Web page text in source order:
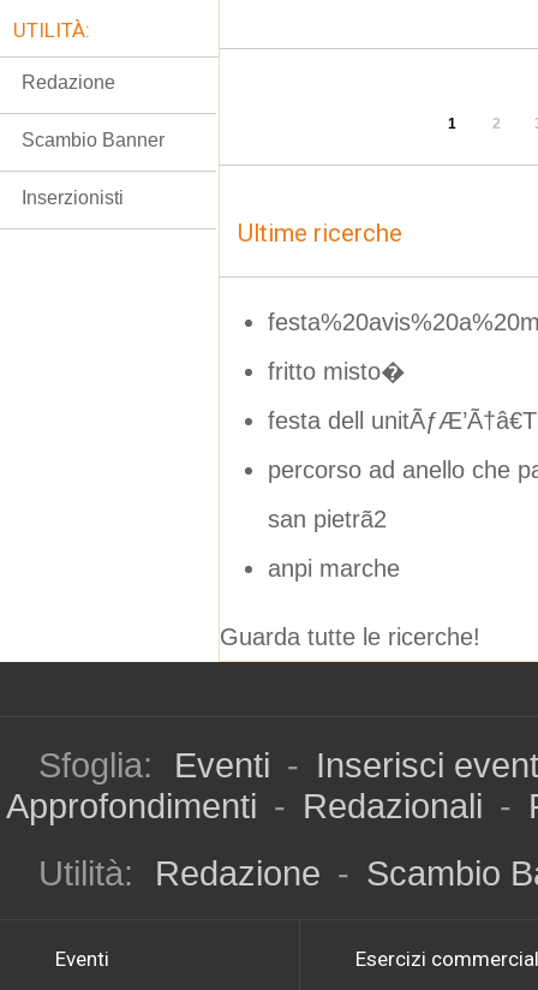
1 2
Ultime ricerche
fritto misto�
festa dell
percorso ad anello che
san pietrã2
anpi marche
Guarda tutte le ricerche!
UTILITÀ:
Redazione
Scambio Banner
Inserzionisti
Sfoglia: Eventi - Inserisci
Approfondimenti - Redazionali -
Utilità:
Redazione - Scambio
Eventi Esercizi